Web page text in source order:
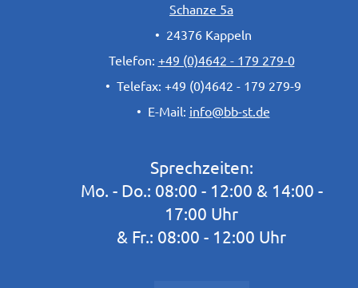
Schanze 5a
• 24376 Kappeln
Telefon: +49 (0)4642 - 179 279-0
• Telefax: +49 (0)4642 - 179 279-9
• E-Mail: info@bb-st.de
Sprechzeiten:
Mo. - Do.: 08:00 - 12:00 & 14:00 -
17:00 Uhr
& Fr.: 08:00 - 12:00 Uhr